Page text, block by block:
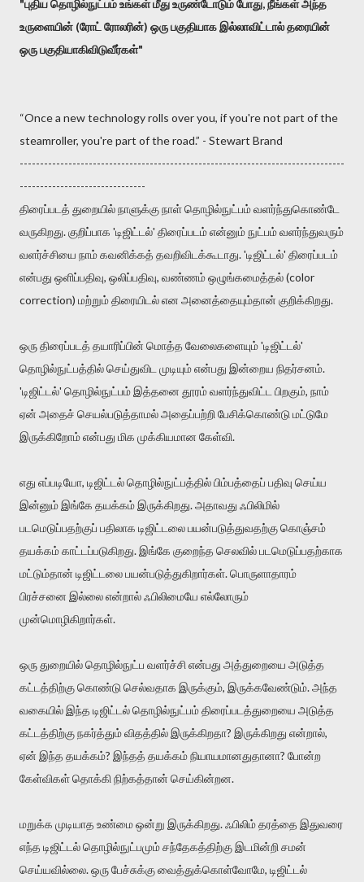
"புதிய தொழில்நுட்பம் உங்கள் மீது உருண்டோடும் போது, நீங்கள் அந்த
உருளையின் (ரோட் ரோலரின்) ஒரு பகுதியாக இல்லாவிட்டால் தரையின்
ஒரு பகுதியாகிவிடுவீர்கள்"
“Once a new technology rolls over you, if you're not part of the
steamroller, you're part of the road.” - Stewart Brand
--------------------------------------------------------------------------------
-------------------------------
திரைப்படத் துறையில் நாளுக்கு நாள் தொழில்நுட்பம் வளர்ந்துகொண்டே
வருகிறது. குறிப்பாக 'டிஜிட்டல்' திரைப்படம் என்னும் நுட்பம் வளர்ந்துவரும்
வளர்ச்சியை நாம் கவனிக்கத் தவறிவிடக்கூடாது. 'டிஜிட்டல்' திரைப்படம்
என்பது ஒளிப்பதிவு, ஒலிப்பதிவு, வண்ணம் ஒழுங்கமைத்தல் (color
correction) மற்றும் திரையிடல் என அனைத்தையும்தான் குறிக்கிறது.
ஒரு திரைப்படத் தயாரிப்பின் மொத்த வேலைகளையும் 'டிஜிட்டல்'
தொழில்நுட்பத்தில் செய்துவிட முடியும் என்பது இன்றைய நிதர்சனம்.
'டிஜிட்டல்' தொழில்நுட்பம் இத்தனை தூரம் வளர்ந்துவிட்ட பிறகும், நாம்
ஏன் அதைச் செயல்படுத்தாமல் அதைப்பற்றி பேசிக்கொண்டு மட்டுமே
இருக்கிறோம் என்பது மிக முக்கியமான கேள்வி.
எது எப்படியோ, டிஜிட்டல் தொழில்நுட்பத்தில் பிம்பத்தைப் பதிவு செய்ய
இன்னும் இங்கே தயக்கம் இருக்கிறது. அதாவது ஃபிலிமில்
படமெடுப்பதற்குப் பதிலாக டிஜிட்டலை பயன்படுத்துவதற்கு கொஞ்சம்
தயக்கம் காட்டப்படுகிறது. இங்கே குறைந்த செலவில் படமெடுப்பதற்காக
மட்டும்தான் டிஜிட்டலை பயன்படுத்துகிறார்கள். பொருளாதாரம்
பிரச்சனை இல்லை என்றால் ஃபிலிமையே எல்லோரும்
முன்மொழிகிறார்கள்.
ஒரு துறையில் தொழில்நுட்ப வளர்ச்சி என்பது அத்துறையை அடுத்த
கட்டத்திற்கு கொண்டு செல்வதாக இருக்கும், இருக்கவேண்டும். அந்த
வகையில் இந்த டிஜிட்டல் தொழில்நுட்பம் திரைப்படத்துறையை அடுத்த
கட்டத்திற்கு நகர்த்தும் விதத்தில் இருக்கிறதா? இருக்கிறது என்றால்,
ஏன் இந்த தயக்கம்? இந்தத் தயக்கம் நியாயமானதுதானா? போன்ற
கேள்விகள் தொக்கி நிற்கத்தான் செய்கின்றன.
மறுக்க முடியாத உண்மை ஒன்று இருக்கிறது. ஃபிலிம் தரத்தை இதுவரை
எந்த டிஜிட்டல் தொழில்நுட்பமும் சந்தேகத்திற்கு இடமின்றி சமன்
செய்யவில்லை. ஒரு பேச்சுக்கு வைத்துக்கொள்வோமே, டிஜிட்டல்